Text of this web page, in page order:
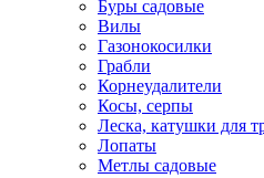
Буры садовые
Вилы
Газонокосилки
Грабли
Корнеудалители
Косы, серпы
Леска, катушки для
Лопаты
Метлы садовые